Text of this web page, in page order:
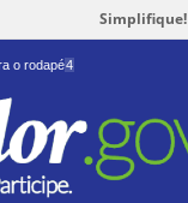
Simplifique!
o rodapé4